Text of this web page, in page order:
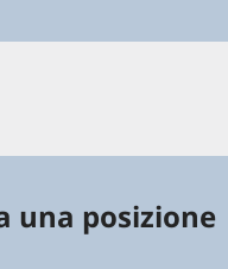
una posizione